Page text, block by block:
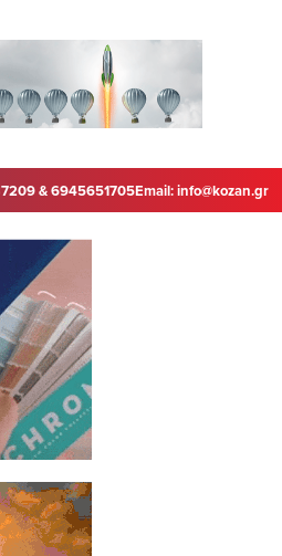
& 6945651705Email:info@kozan.gr